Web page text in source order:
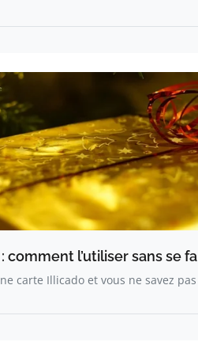
comment l’utiliser sans se
carte Illicado et vous ne savez pas